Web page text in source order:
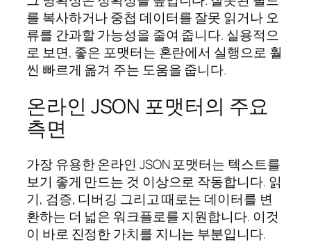
를 복사하거나 중첩 데이터를 잘못 읽거나 오
류를 간과할 가능성을 줄여 줍니다. 실용적으
로 보면, 좋은 포맷터는 혼란에서 실행으로 훨
씬 빠르게 옮겨 주는 도움을 줍니다.
온라인 JSON 포맷터의 주요
측면
가장 유용한 온라인 JSON 포맷터는 텍스트를
보기 좋게 만드는 것 이상으로 작동합니다. 읽
기, 검증, 디버깅 그리고 때로는 데이터를 변
환하는 더 넓은 워크플로를 지원합니다. 이것
이 바로 진정한 가치를 지니는 부분입니다.